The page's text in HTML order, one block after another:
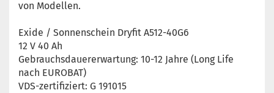
von Modellen.
Exide / Sonnenschein Dryfit A512-40G6
12 V 40 Ah
Gebrauchsdauererwartung: 10-12 Jahre (Long Life
nach EUROBAT)
VDS-zertifiziert: G 191015